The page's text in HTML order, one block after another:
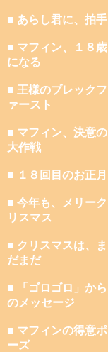
■ あらし君に、拍手
■ マフィン、１８歳
になる
■ 王様のブレックフ
ァースト
■ マフィン、決意の
大作戦
■ １８回目のお正月
■ 今年も、メリーク
リスマス
■ クリスマスは、ま
だまだ
■ 「ゴロゴロ」から
のメッセージ
■ マフィンの得意ポ
ーズ